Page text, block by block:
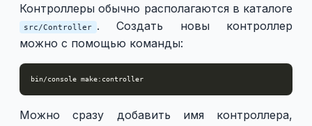
Контроллеры обычно располагаются в каталоге
src/Controller . Создать новы контроллер
можно с помощью команды:
Можно сразу добавить имя контроллера,